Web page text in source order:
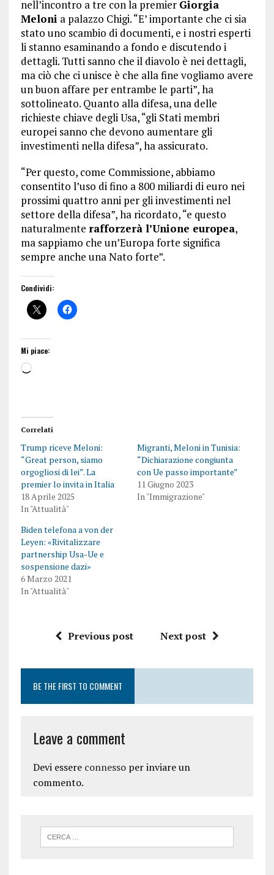
nell’incontro a tre con la premier Giorgia
Meloni a palazzo Chigi. “E’ importante che ci sia
stato uno scambio di documenti, e i nostri esperti
li stanno esaminando a fondo e discutendo i
dettagli. Tutti sanno che il diavolo è nei dettagli,
ma ciò che ci unisce è che alla fine vogliamo avere
un buon affare per entrambe le parti”, ha
sottolineato. Quanto alla difesa, una delle
richieste chiave degli Usa, “gli Stati membri
europei sanno che devono aumentare gli
investimenti nella difesa”, ha assicurato.
“Per questo, come Commissione, abbiamo
consentito l’uso di fino a 800 miliardi di euro nei
prossimi quattro anni per gli investimenti nel
settore della difesa”, ha ricordato, “e questo
naturalmente rafforzerà l’Unione europea,
ma sappiamo che un’Europa forte significa
sempre anche una Nato forte”.
Condividi:
Mi piace:
Correlati
Trump riceve Meloni:
“Great person, siamo
orgogliosi di lei”. La
premier lo invita in Italia
18 Aprile 2025
In "Attualità"
Migranti, Meloni in Tunisia:
“Dichiarazione congiunta
con Ue passo importante”
11 Giugno 2023
In "Immigrazione"
Biden telefona a von der
Leyen: «Rivitalizzare
partnership Usa-Ue e
sospensione dazi»
6 Marzo 2021
In "Attualità"
Previous post Next post
BE THE FIRST TO COMMENT
Leave a comment
Devi essere connessoper inviare un
commento.